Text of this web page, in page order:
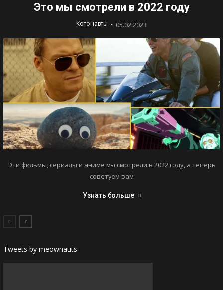
Это мы смотрели в 2022 году
Котонавты - 05.02.2023
Эти фильмы, сериалы и аниме мы смотрели в 2022 году, а теперь
советуем вам
Узнать больше
Tweets by meownauts